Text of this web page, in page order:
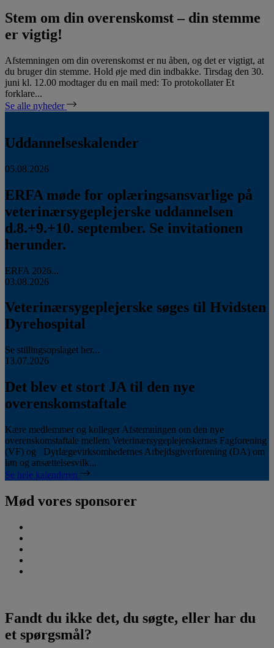
Stem om din overenskomst – din stemme
er vigtig!
Afstemningen om din overenskomst er nu åben, og det er vigtigt, at
du bruger din stemme. Hold øje med din indbakke. Tirsdag den 30.
juni kl. 12.00 modtager du en mail med: To protokollater Et
forklare...
Se alle nyheder
Uddannelseskalender
05.08.2026
ERFA møde for oplæringsansvarlige på
veterinærsygeplejerske uddannelsen
d.8.+9.+10. september. Se invitationen
herunder.
ERFA 2026...
03.08.2026
Veterinærsygeplejerske søges til Hvidsten
Dyrehospital
Se stillingsopslaget her...
13.07.2026
Det blev et stort JA til den nye
overenskomstaftale
Kære medlemmer og kolleger Afstemningen om den nye
overenskomstaftale mellem Veterinærsygeplejerskernes Fagforening
(VF) og Dyrlægevirksomhedernes Arbejdsgiverforening (DA) om
løn og ansættelsesvilk...
Se hele kalenderen
Mød vores sponsorer
Fandt du ikke det, du søgte, eller har du
et spørgsmål?